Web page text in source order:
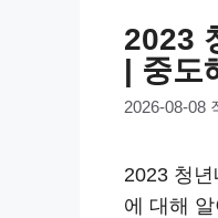
2023
| 중도
2026-08-08
2023 청
에 대해